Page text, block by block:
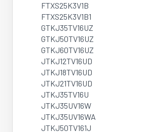
FTXS25K3V1B
FTXS25K3V1B1
GTKJ35TV16UZ
GTKJ50TV16UZ
GTKJ60TV16UZ
JTKJ12TV16UD
JTKJ18TV16UD
JTKJ21TV16UD
JTKJ35TV16U
JTKJ35UV16W
JTKJ35UV16WA
JTKJ50TV161J